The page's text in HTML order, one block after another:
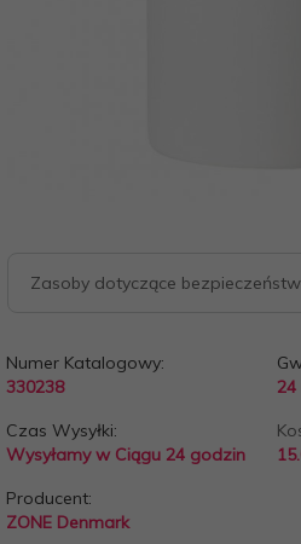
Zasoby dotyczące
Numer Katalogowy:
330238
24
Czas Wysyłki:
Wysyłamy w Ciągu 24 godzin
Producent:
ZONE Denmark